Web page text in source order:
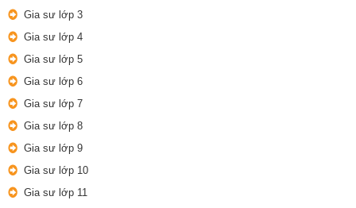
Gia sư lớp 3
Gia sư lớp 4
Gia sư lớp 5
Gia sư lớp 6
Gia sư lớp 7
Gia sư lớp 8
Gia sư lớp 9
Gia sư lớp 10
Gia sư lớp 11